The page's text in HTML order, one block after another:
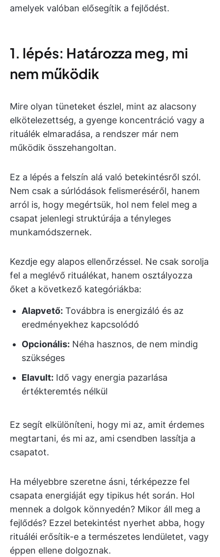
amelyek valóban elősegítik a fejlődést.
1. lépés: Határozza meg, mi
nem működik
Mire olyan tüneteket észlel, mint az alacsony
elkötelezettség, a gyenge koncentráció vagy a
rituálék elmaradása, a rendszer már nem
működik összehangoltan.
Ez a lépés a felszín alá való betekintésről szól.
Nem csak a súrlódások felismeréséről, hanem
arról is, hogy megértsük, hol nem felel meg a
csapat jelenlegi struktúrája a tényleges
munkamódszernek.
Kezdje egy alapos ellenőrzéssel. Ne csak sorolja
fel a meglévő rituálékat, hanem osztályozza
őket a következő kategóriákba:
Alapvető: Továbbra is energizáló és az
eredményekhez kapcsolódó
Opcionális: Néha hasznos, de nem mindig
szükséges
Elavult: Idő vagy energia pazarlása
értékteremtés nélkül
Ez segít elkülöníteni, hogy mi az, amit érdemes
megtartani, és mi az, ami csendben lassítja a
csapatot.
Ha mélyebbre szeretne ásni, térképezze fel
csapata energiáját egy tipikus hét során. Hol
mennek a dolgok könnyedén? Mikor áll meg a
fejlődés? Ezzel betekintést nyerhet abba, hogy
rituáléi erősítik-e a természetes lendületet, vagy
éppen ellene dolgoznak.